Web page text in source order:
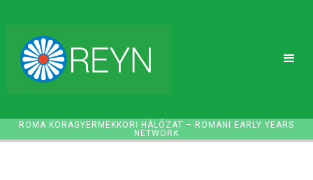
ROMA KORAGYERMEKKORI HÁLÓZAT – ROMANI EARLY YEARS
NETWORK